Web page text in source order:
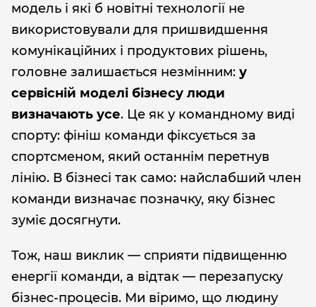
модель і які б новітні технології не
використовували для пришвидшення
комунікаційних і продуктових рішень,
головне залишається незмінним: у
сервісній моделі бізнесу люди
визначають усе. Це як у командному виді
спорту: фініш команди фіксується за
спортсменом, який останнім перетнув
лінію. В бізнесі так само: найслабший член
команди визначає позначку, яку бізнес
зуміє досягнути.
Тож, наш виклик — сприяти підвищенню
енергії команди, а відтак — перезапуску
бізнес-процесів. Ми віримо, що людину